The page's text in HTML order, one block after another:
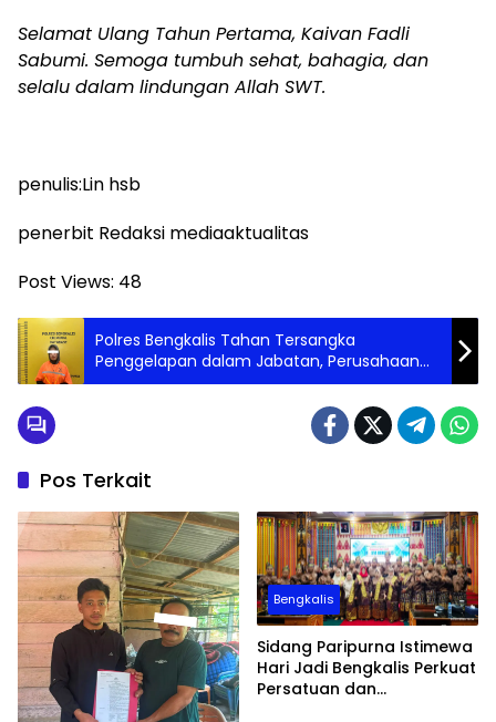
Selamat Ulang Tahun Pertama, Kaivan Fadli
Sabumi. Semoga tumbuh sehat, bahagia, dan
selalu dalam lindungan Allah SWT.
penulis:Lin hsb
penerbit Redaksi mediaaktualitas
Post Views: 48
Polres Bengkalis Tahan Tersangka
Penggelapan dalam Jabatan, Perusahaan
Alami Kerugian
Pos Terkait
Bengkalis
Sidang Paripurna Istimewa
Hari Jadi Bengkalis Perkuat
Persatuan dan